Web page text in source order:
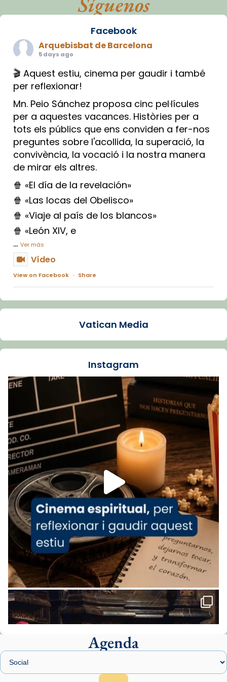
Facebook
Arquebisbat de Barcelona
5 days ago
🎬 Aquest estiu, cinema per gaudir i també
per reflexionar!
Mn. Peio Sánchez proposa cinc pel·lícules
per a aquestes vacances. Històries per a
tots els públics que ens conviden a fer-nos
preguntes sobre l'acollida, la superació, la
convivència, la vocació i la nostra manera
de mirar els altres.
🍿 «El día de la revelación»
🍿 «Las locas del Obelisco»
🍿 «Viaje al país de los blancos»
🍿 «León XIV, e
... Ver más
Vídeo
View on Facebook · Share
Arquebisbat de Barcelona
La Carmina va patir depressió. Fa gairebé
dos mesos, a l'Estadi Lluís Companys, la
Recupera l'entrevista comp
Vatican
tican News 👇
www.vaticannews.va/es/iglesia/news/2026-
07/carmina-historia-depresion-papa-viaje-
espana-testimoni...
Foto
View on Facebook · Share
Arquebisbat de Barcelona
2 weeks ago
«Avui les santes Juliana i Semproniana ens
ajuden a alçar la mirada»
Mons. Sergi Gordo, bisbe de Tortosa, ha
presidit aquest 27 de juliol la missa de Les
Santes de Mataró.
🔗tinyurl.com/cvu5jmbk
📸 J. Merino
Vatican Media
Instagram
Agenda